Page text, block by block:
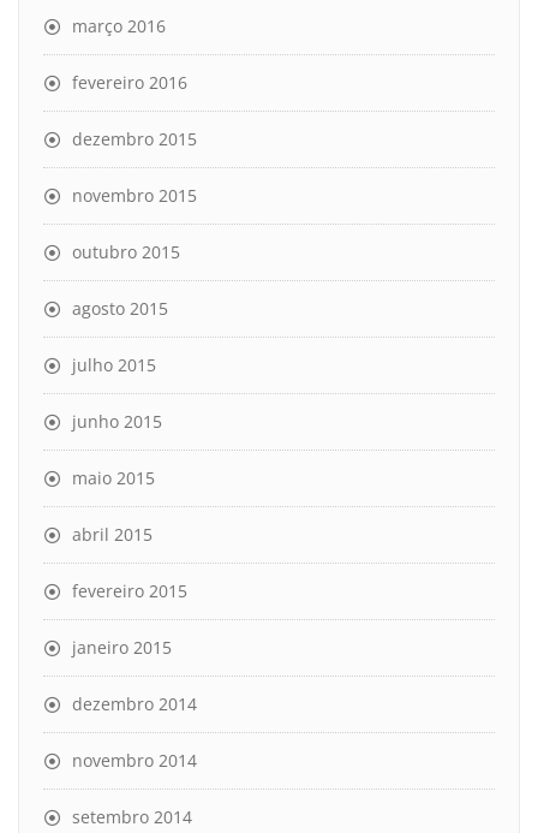
março 2016
fevereiro 2016
dezembro 2015
novembro 2015
outubro 2015
agosto 2015
julho 2015
junho 2015
maio 2015
abril 2015
fevereiro 2015
janeiro 2015
dezembro 2014
novembro 2014
setembro 2014